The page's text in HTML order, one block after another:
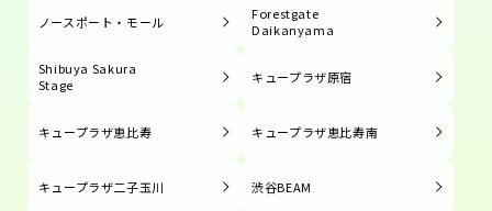
ノースポート・モール
Forestgate
Daikanyama
Shibuya Sakura
Stage
キュープラザ原宿
キュープラザ恵比寿 キュープラザ恵比寿南
キュープラザ二子玉川 渋谷BEAM